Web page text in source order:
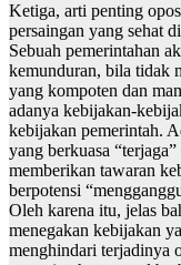
Ketiga, arti penting
persaingan yang sehat
Sebuah pemerintahan
kemunduran, bila tidak
yang kompoten dan
adanya kebijakan-
kebijakan pemerintah.
yang berkuasa
memberikan tawaran
berpotensi
Oleh karena itu, jelas
menegakan kebijakan
menghindari terjadinya